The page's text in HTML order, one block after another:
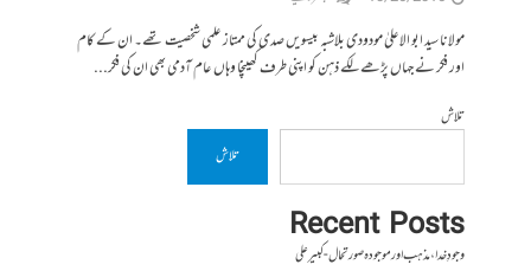
مولانا سید ابو الاعلیٰ مودودی بلاشبہ بیسویں صدی کی ممتاز علمی شخصیت تھے۔ ان کے کام
اور فکر نے جہاں پڑھے لکے ذہن کو اپنی طرف کھینچا وہاں عام آدمی بھی ان کی فکر...
تلاش
تلاش
Recent Posts
وجودِ خدا، مذہب اور موجودہ صورتحال- کبیر علی